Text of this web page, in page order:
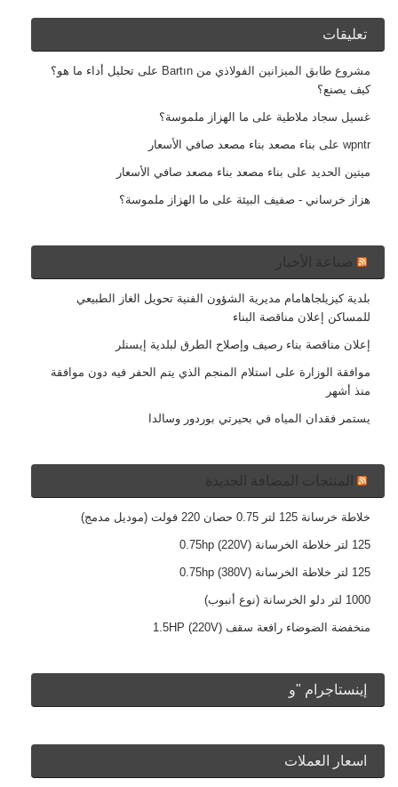
تعليقات
مشروع طابق الميزانين الفولاذي من Bartın علىتحليل أداء ما هو؟
كيف يصنع؟
غسيل سجاد ملاطية على ما الهزاز ملموسة؟
wpntr على بناء مصعد بناء مصعد صافي الأسعار
ميتين الحديد على بناء مصعد بناء مصعد صافي الأسعار
هزاز خرساني - صفيف البيئة على ما الهزاز ملموسة؟
صناعة الأخبار
بلدية كيزيلجاهامام مديرية الشؤون الفنية تحويل الغاز الطبيعي
للمساكن إعلان مناقصة البناء
إعلان مناقصة بناء رصيف وإصلاح الطرق لبلدية إيسنلر
موافقة الوزارة على استلام المنجم الذي يتم الحفر فيه دون موافقة
منذ أشهر
يستمر فقدان المياه في بحيرتي بوردور وسالدا
المنتجات المضافة الجديدة
خلاطة خرسانة 125 لتر 0.75 حصان 220 فولت (موديل مدمج)
125 لتر خلاطة الخرسانة 0.75hp (220V)
125 لتر خلاطة الخرسانة 0.75hp (380V)
1000 لتر دلو الخرسانة (نوع أنبوب)
منخفضة الضوضاء رافعة سقف 1.5HP (220V)
إينستاجرام "و
اسعار العملات